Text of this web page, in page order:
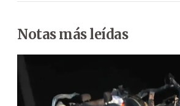
Notas más leídas